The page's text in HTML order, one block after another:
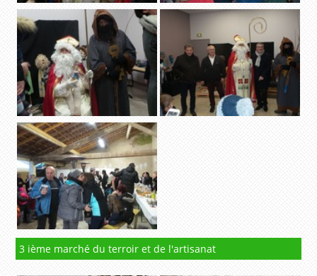
3 ième marché du terroir et de l'artisanat